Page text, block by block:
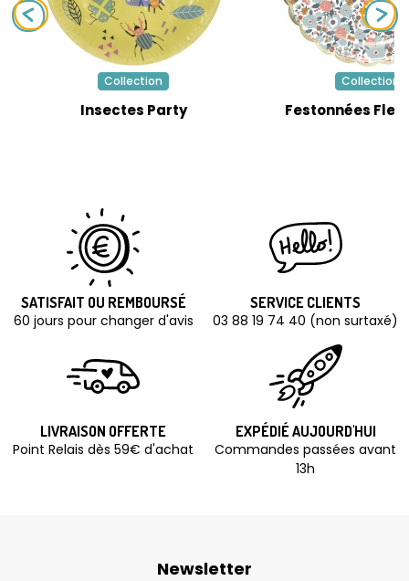
Collection
Insectes Party
Collection
Festonnées
SATISFAIT OU REMBOURSÉ
60 jours pour changer d'avis
SERVICE CLIENTS
03 88 19 74 40 (non surtaxé)
LIVRAISON OFFERTE
Point Relais dès 59€ d'achat
EXPÉDIÉ AUJOURD'HUI
Commandes passées avant
13h
Newsletter